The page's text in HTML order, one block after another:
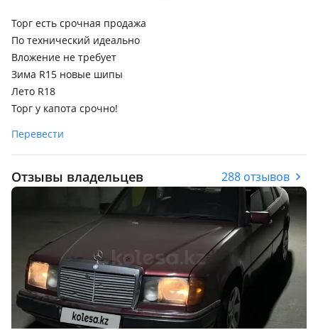
Торг есть срочная продажа
По технический идеально
Вложение не требует
Зима R15 новые шипы
Лето R18
Торг у капота срочно!
Перевести
Отзывы владельцев 288 отзывов